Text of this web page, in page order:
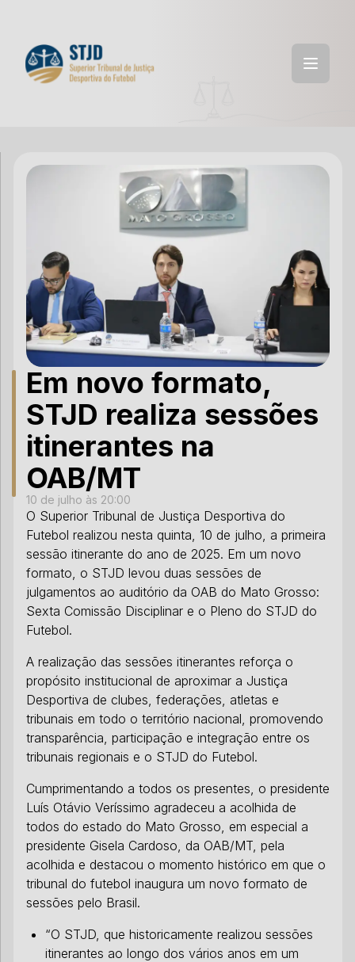
Em novo formato,
STJD realiza sessões
itinerantes na
OAB/MT
10 de julho às 20:00
O Superior Tribunal de Justiça Desportiva do
Futebol realizou nesta quinta, 10 de julho, a primeira
sessão itinerante do ano de 2025. Em um novo
formato, o STJD levou duas sessões de
julgamentos ao auditório da OAB do Mato Grosso:
Sexta Comissão Disciplinar e o Pleno do STJD do
Futebol.
A realização das sessões itinerantes reforça o
propósito institucional de aproximar a Justiça
Desportiva de clubes, federações, atletas e
tribunais em todo o território nacional, promovendo
transparência, participação e integração entre os
tribunais regionais e o STJD do Futebol.
Cumprimentando a todos os presentes, o presidente
Luís Otávio Veríssimo agradeceu a acolhida de
todos do estado do Mato Grosso, em especial a
presidente Gisela Cardoso, da OAB/MT, pela
acolhida e destacou o momento histórico em que o
tribunal do futebol inaugura um novo formato de
sessões pelo Brasil.
“O STJD, que historicamente realizou sessões
itinerantes ao longo dos vários anos em um